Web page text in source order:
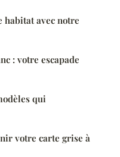
habitat avec notre
: votre escapade
qui
votre carte grise à